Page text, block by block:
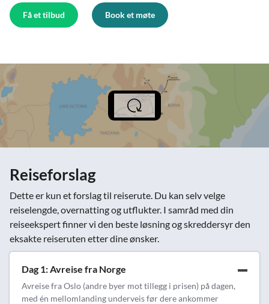
Få et tilbud Book et møte
Reiseforslag
Dette er kun et forslag til reiserute. Du kan selv velge
reiselengde, overnatting og utflukter. I samråd med din
reiseekspert finner vi den beste løsning og skreddersyr den
eksakte reiseruten etter dine ønsker.
Dag 1: Avreise fra Norge
Avreise fra Oslo (andre byer mot tillegg i prisen) på dagen,
med én mellomlanding underveis før dere ankommer